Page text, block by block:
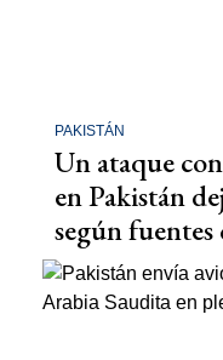
PAKISTÁN
Un ataque
en Pakistán
según fuentes